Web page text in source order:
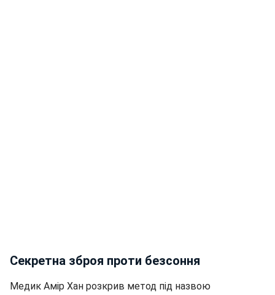
Секретна зброя проти безсоння
Медик Амір Хан розкрив метод під назвою